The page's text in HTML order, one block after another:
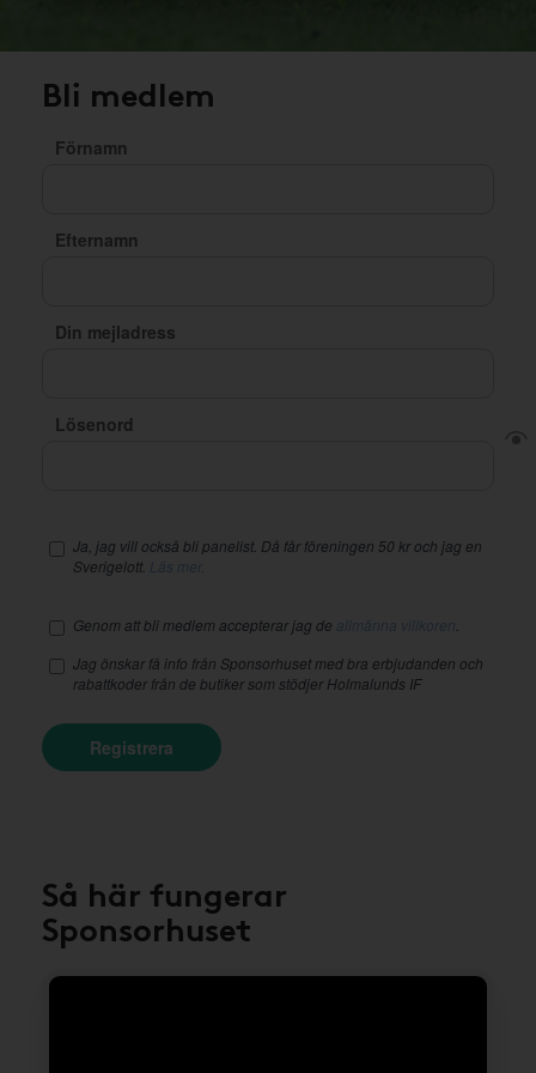
Bli medlem
Förnamn
Efternamn
Din mejladress
Lösenord
Ja, jag vill också bli panelist. Då får föreningen 50 kr och jag en
Sverigelott. Läs mer.
Genom att bli medlem accepterar jag de allmänna villkoren
Jag önskar få info från Sponsorhuset med bra erbjudanden och
rabattkoder från de butiker som stödjer Holmalunds IF
Registrera
Så här fungerar
Sponsorhuset